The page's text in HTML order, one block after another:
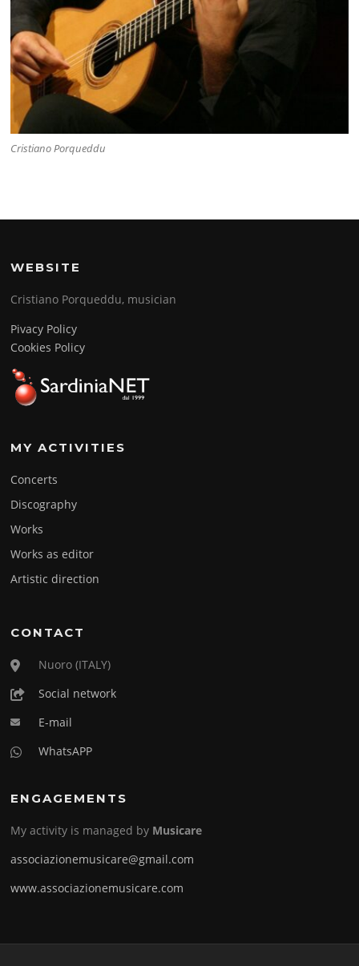
Cristiano Porqueddu
WEBSITE
Cristiano Porqueddu, musician
Pivacy Policy
Cookies Policy
MY ACTIVITIES
Concerts
Discography
Works
Works as editor
Artistic direction
CONTACT
Nuoro (ITALY)
Social network
E-mail
WhatsAPP
ENGAGEMENTS
My activity is managed by Musicare
associazionemusicare@gmail.com
www.associazionemusicare.com